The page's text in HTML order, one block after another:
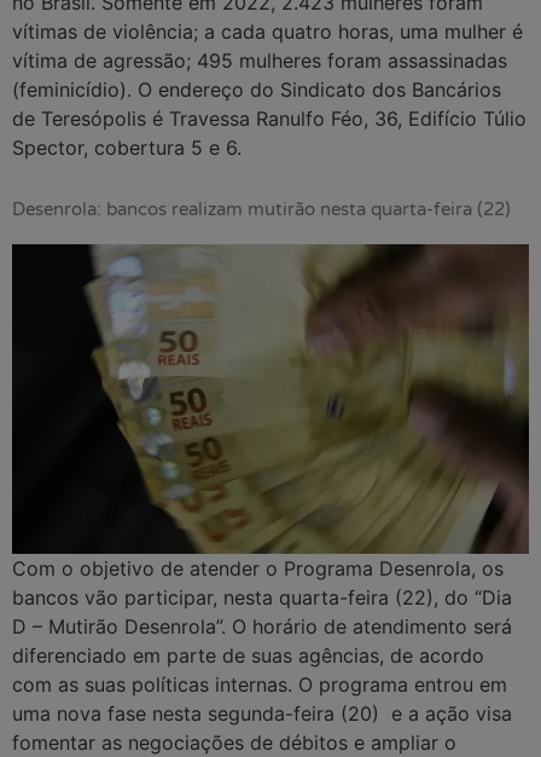
vítimas de violência; a cada quatro horas, uma mulher é
vítima de agressão; 495 mulheres foram assassinadas
(feminicídio). O endereço do Sindicato dos Bancários
de Teresópolis é Travessa Ranulfo Féo, 36, Edifício Túlio
Spector, cobertura 5 e 6.
Desenrola: bancos realizam mutirão nesta quarta-feira (22)
Com o objetivo de atender o Programa Desenrola, os
bancos vão participar, nesta quarta-feira (22), do “Dia
D – Mutirão Desenrola”. O horário de atendimento será
diferenciado em parte de suas agências, de acordo
com as suas políticas internas. O programa entrou em
uma nova fase nesta segunda-feira (20) e a ação visa
fomentar as negociações de débitos e ampliar o